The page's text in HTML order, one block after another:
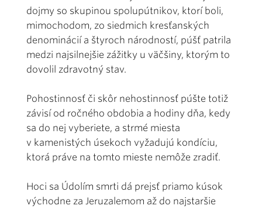
dojmy so skupinou spolupútnikov, ktorí boli,
mimochodom, zo siedmich kresťanských
denominácií a štyroch národností, púšť patrila
medzi najsilnejšie zážitky u väčšiny, ktorým to
dovolil zdravotný stav.
Pohostinnosť či skôr nehostinnosť púšte totiž
závisí od ročného obdobia a hodiny dňa, kedy
sa do nej vyberiete, a strmé miesta
v kamenistých úsekoch vyžadujú kondíciu,
ktorá práve na tomto mieste nemôže zradiť.
Hoci sa Údolím smrti dá prejsť priamo kúsok
východne za Jeruzalemom až do najstaršie